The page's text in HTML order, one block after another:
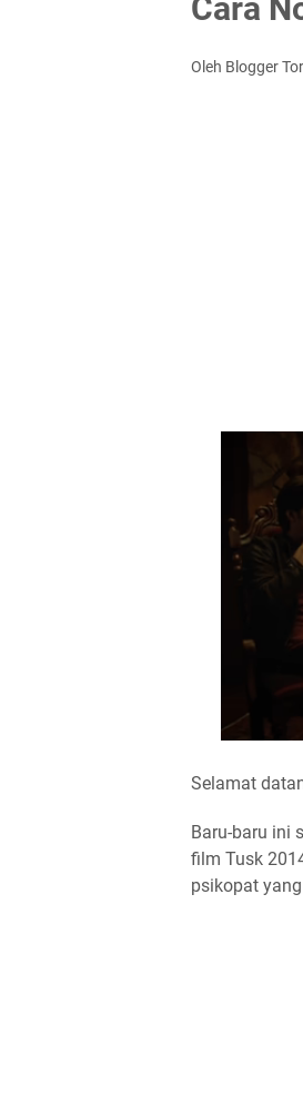
Cara
Oleh Blogger
Selamat
Baru-baru ini
film Tusk
psikopat